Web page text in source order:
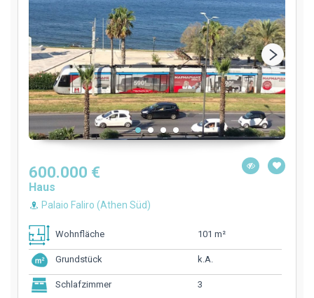
600.000 €
Haus
Palaio Faliro (Athen Süd)
Wohnfläche 101 m²
Grundstück k.A.
Schlafzimmer 3